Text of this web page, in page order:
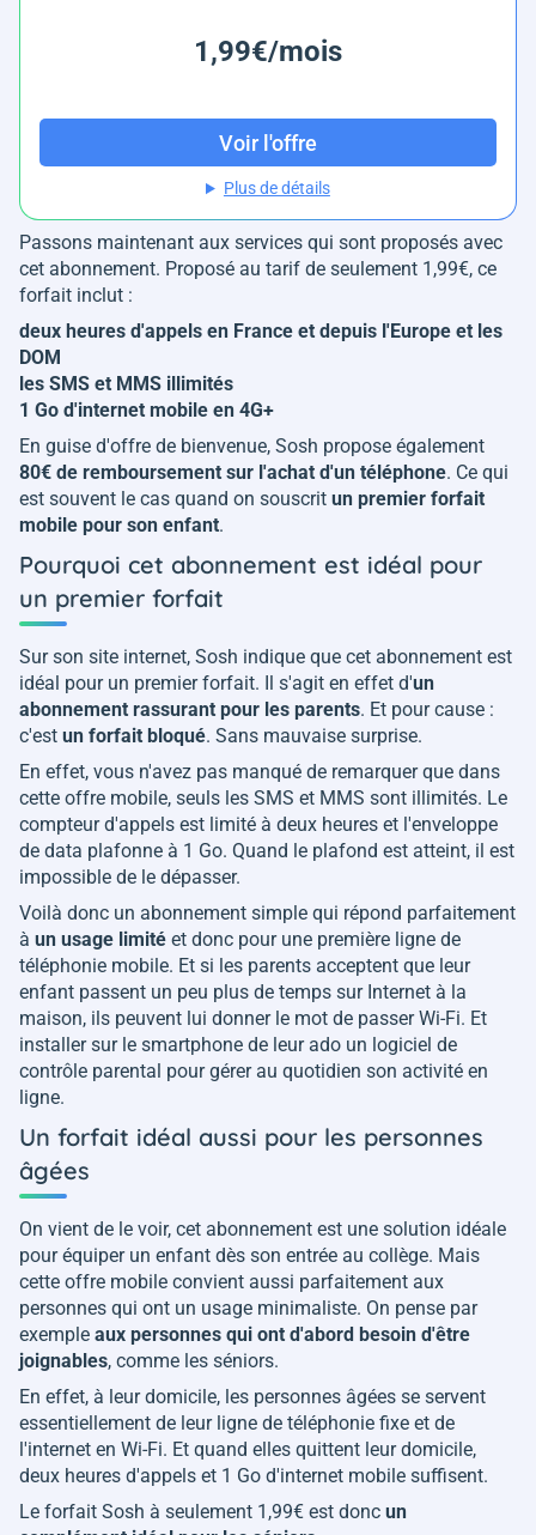
1,99€/mois
Voir l'offre
Plus de détails
Passons maintenant aux services qui sont proposés avec
cet abonnement. Proposé au tarif de seulement 1,99€, ce
forfait inclut :
deux heures d'appels en France et depuis l'Europe et les
DOM
les SMS et MMS illimités
1 Go d'internet mobile en 4G+
En guise d'offre de bienvenue, Sosh propose également
80€ de remboursement sur l'achat d'un téléphone. Ce qui
est souvent le cas quand on souscrit un premier forfait
mobile pour son enfant.
Pourquoi cet abonnement est idéal pour
un premier forfait
Sur son site internet, Sosh indique que cet abonnement est
idéal pour un premier forfait. Il s'agit en effet d'un
abonnement rassurant pour les parents. Et pour cause :
c'est un forfait bloqué. Sans mauvaise surprise.
En effet, vous n'avez pas manqué de remarquer que dans
cette offre mobile, seuls les SMS et MMS sont illimités. Le
compteur d'appels est limité à deux heures et l'enveloppe
de data plafonne à 1 Go. Quand le plafond est atteint, il est
impossible de le dépasser.
Voilà donc un abonnement simple qui répond parfaitement
à un usage limité et donc pour une première ligne de
téléphonie mobile. Et si les parents acceptent que leur
enfant passent un peu plus de temps sur Internet à la
maison, ils peuvent lui donner le mot de passer Wi-Fi. Et
installer sur le smartphone de leur ado un logiciel de
contrôle parental pour gérer au quotidien son activité en
ligne.
Un forfait idéal aussi pour les personnes
âgées
On vient de le voir, cet abonnement est une solution idéale
pour équiper un enfant dès son entrée au collège. Mais
cette offre mobile convient aussi parfaitement aux
personnes qui ont un usage minimaliste. On pense par
exemple aux personnes qui ont d'abord besoin d'être
joignables, comme les séniors.
En effet, à leur domicile, les personnes âgées se servent
essentiellement de leur ligne de téléphonie fixe et de
l'internet en Wi-Fi. Et quand elles quittent leur domicile,
deux heures d'appels et 1 Go d'internet mobile suffisent.
Le forfait Sosh à seulement 1,99€ est donc un